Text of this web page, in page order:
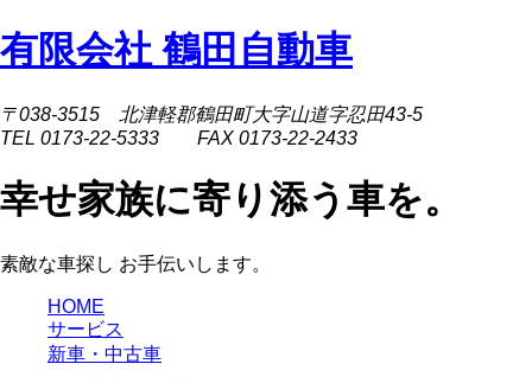
有限会社 鶴田自動車
〒038-3515 北津軽郡鶴田町大字山道字忍田43-5
TEL 0173-22-5333 FAX 0173-22-2433
幸せ家族に寄り添う車を。
素敵な車探し お手伝いします。
HOME
サービス
新車・中古車